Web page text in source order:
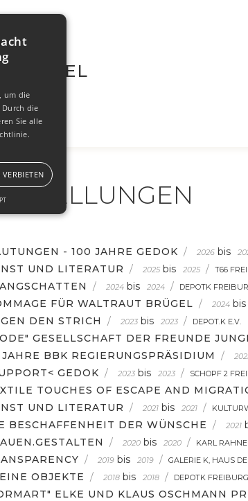
BRÜGEL
- 100 JAHRE GEDOK / 2026 bis
UND LITERATUR / 2025 bis 2025 / T66
/ 2024 bis 2024 / DEPOTK
FÜR WALTRAUT BRÜGEL / 2024 bis
DEN STRICH / 2023 bis 2023 / DEPOT.K E.V.
GESELLSCHAFT DER FREUNDE
BBK REGIERUNGSPRÄSIDIUM /
GEDOK / 2023 bis 2023 / SCHOPF 2
TOUCHES OF ESCAPE AND
UND LITERATUR / 2021 bis 2021 /
BESCHAFFENHEIT DER WÜNSCHE / 2021
/ 2020 bis 2020 / KARL
/ 2019 bis 2019 / GALERIE K, HAUS
OBJEKTE / 2018 bis 2018 / DEPOTK FREIBURG
ELKE UND KLAUS OSCHMANN
um die
die
Sie alle